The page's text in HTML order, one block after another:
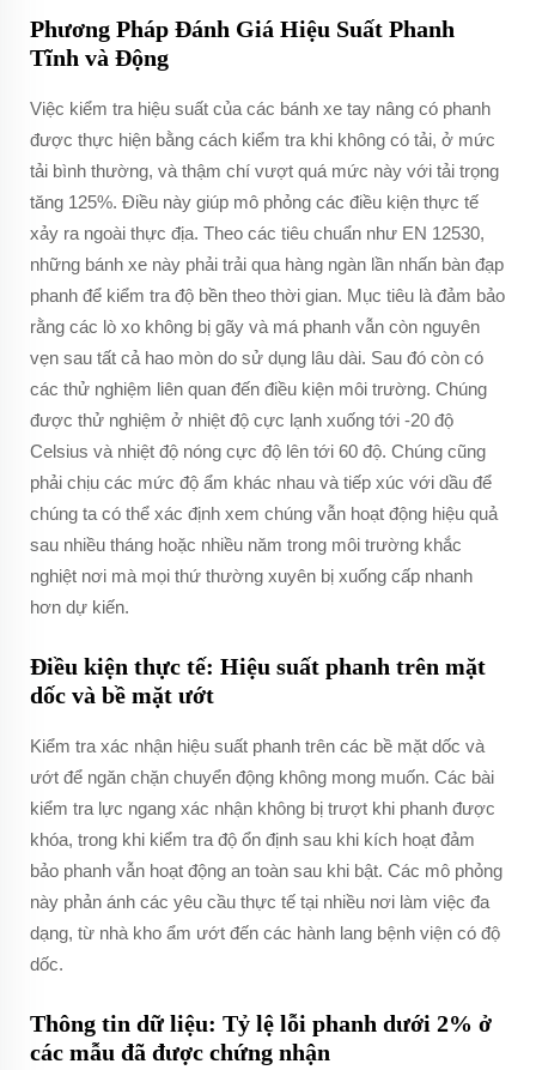
Phương Pháp Đánh Giá Hiệu Suất Phanh
Tĩnh và Động
Việc kiểm tra hiệu suất của các bánh xe tay nâng có phanh
được thực hiện bằng cách kiểm tra khi không có tải, ở mức
tải bình thường, và thậm chí vượt quá mức này với tải trọng
tăng 125%. Điều này giúp mô phỏng các điều kiện thực tế
xảy ra ngoài thực địa. Theo các tiêu chuẩn như EN 12530,
những bánh xe này phải trải qua hàng ngàn lần nhấn bàn đạp
phanh để kiểm tra độ bền theo thời gian. Mục tiêu là đảm bảo
rằng các lò xo không bị gãy và má phanh vẫn còn nguyên
vẹn sau tất cả hao mòn do sử dụng lâu dài. Sau đó còn có
các thử nghiệm liên quan đến điều kiện môi trường. Chúng
được thử nghiệm ở nhiệt độ cực lạnh xuống tới -20 độ
Celsius và nhiệt độ nóng cực độ lên tới 60 độ. Chúng cũng
phải chịu các mức độ ẩm khác nhau và tiếp xúc với dầu để
chúng ta có thể xác định xem chúng vẫn hoạt động hiệu quả
sau nhiều tháng hoặc nhiều năm trong môi trường khắc
nghiệt nơi mà mọi thứ thường xuyên bị xuống cấp nhanh
hơn dự kiến.
Điều kiện thực tế: Hiệu suất phanh trên mặt
dốc và bề mặt ướt
Kiểm tra xác nhận hiệu suất phanh trên các bề mặt dốc và
ướt để ngăn chặn chuyển động không mong muốn. Các bài
kiểm tra lực ngang xác nhận không bị trượt khi phanh được
khóa, trong khi kiểm tra độ ổn định sau khi kích hoạt đảm
bảo phanh vẫn hoạt động an toàn sau khi bật. Các mô phỏng
này phản ánh các yêu cầu thực tế tại nhiều nơi làm việc đa
dạng, từ nhà kho ẩm ướt đến các hành lang bệnh viện có độ
dốc.
Thông tin dữ liệu: Tỷ lệ lỗi phanh dưới 2% ở
các mẫu đã được chứng nhận